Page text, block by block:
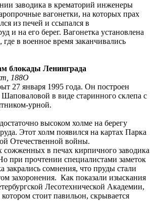
заводика в крематорий инженеры
вагонетки, на которых прах
из печей и ссыпался в
и на его берег. Вагонетка установлена
где в военное время заканчивались
блокады Ленинграда
188О
27 января 1995 года. Он построен
в виде старинного склепа с
урной.
высоком холме на берегу
Этот холм появился на картах Парка
Отечественной войны.
сожженных в печах кирпичного заводика
при прочтении специалистами заметок
закрались сомнения, что пруды стали
захоронения. Как показали изыскания
Лесотехнической Академии,
стоит павильон, скрывается